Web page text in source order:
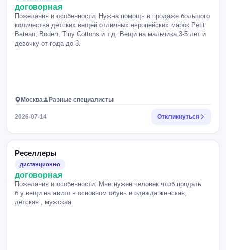
договорная
Пожелания и особенности: Нужна помощь в продаже большого
количества детских вещей отличных европейских марок Petit
Bateau, Boden, Tiny Cottons и т.д. Вещи на мальчика 3-5 лет и
девочку от года до 3.
Москва Разные специалисты
2026-07-14 Откликнуться
Реселлеры
дистанционно
договорная
Пожелания и особенности: Мне нужен человек чтоб продать
б.у вещи на авито в основном обувь и одежда женская,
детская , мужская.